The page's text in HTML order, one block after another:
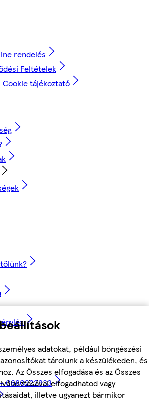
adatokat, például böngészési
tárolunk a készülékeden, és
Az Összes elfogadása és az Összes
elfogadhatod vagy
illetve ugyanezt bármikor
rendelés
Feltételek
Cookie tájékoztató
0680222333